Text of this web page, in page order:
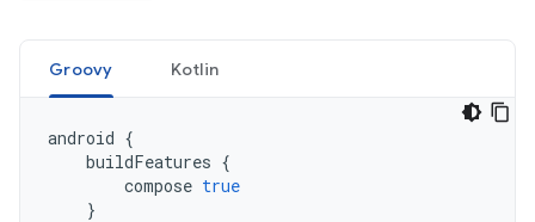
Groovy Kotlin
android {
buildFeatures {
compose true
}